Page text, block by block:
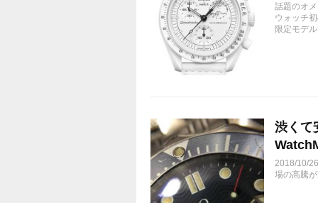
話題のオ
ウォッチ
限定モデ
渋くて
2018/10/
場の高騰